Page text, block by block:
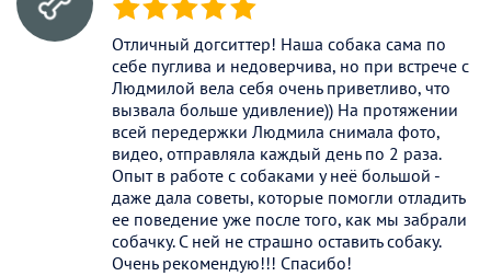
(*) (*) (*) (*) (*)
Отличный догситтер! Наша собака сама по
себе пуглива и недоверчива, но при встрече с
Людмилой вела себя очень приветливо, что
вызвала больше удивление)) На протяжении
всей передержки Людмила снимала фото,
видео, отправляла каждый день по 2 раза.
Опыт в работе с собаками у неё большой -
даже дала советы, которые помогли отладить
ее поведение уже после того, как мы забрали
собачку. С ней не страшно оставить собаку.
Очень рекомендую!!! Спасибо!